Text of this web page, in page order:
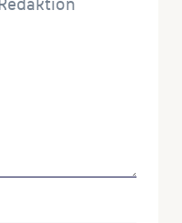
Datum des